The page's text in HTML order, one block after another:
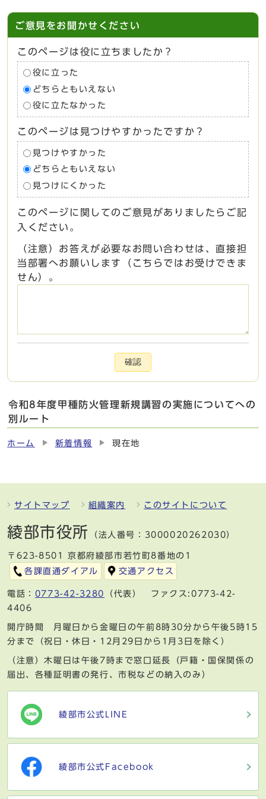
ご意見をお聞かせください
このページは役に立ちましたか？
役に立った
どちらともいえない
役に立たなかった
このページは見つけやすかったですか？
見つけやすかった
どちらともいえない
見つけにくかった
このページに関してのご意見がありましたらご記
入ください。
（注意）お答えが必要なお問い合わせは、直接担
当部署へお願いします（こちらではお受けできま
せん）。
確認
令和8年度甲種防火管理新規講習の実施についてへの
別ルート
ホーム 新着情報 現在地
サイトマップ 組織案内 このサイトについて
綾部市役所 （法人番号：3000020262030）
〒623-8501 京都府綾部市若竹町8番地の1
各課直通ダイアル
交通アクセス
電話： 0773-42-3280
（代表） ファクス:0773-42-
4406
開庁時間 月曜日から金曜日の午前8時30分から午後5時15
分まで（祝日・休日・12月29日から1月3日を除く）
（注意）木曜日は午後7時まで窓口延長（戸籍・国保関係の
届出、各種証明書の発行、市税などの納入のみ）
綾部市公式LINE
綾部市公式Facebook